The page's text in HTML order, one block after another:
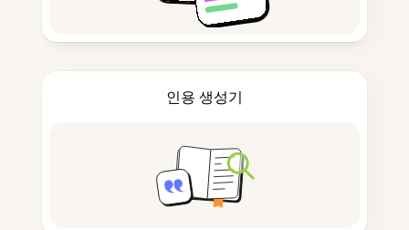
인용 생성기